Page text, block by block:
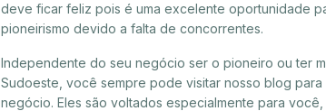
deve ficar feliz pois é uma excelente oportunidade
pioneirismo devido a falta de concorrentes.
Independente do seu negócio ser o pioneiro ou ter
Sudoeste, você sempre pode visitar nosso blog
negócio. Eles são voltados especialmente para